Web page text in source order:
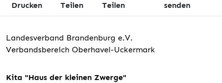
Drucken Teilen Teilen
senden
Landesverband Brandenburg e.V.
Verbandsbereich Oberhavel-Uckermark
Kita "Haus der kleinen Zwerge"